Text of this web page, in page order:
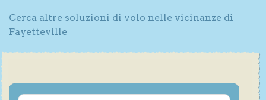
Cerca altre soluzioni di volo nelle vicinanze di
Fayetteville